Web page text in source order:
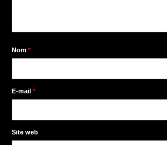
Nom *
E-mail *
Site web